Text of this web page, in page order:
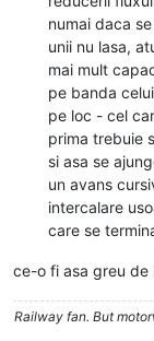
numai daca
unii nu lasa,
mai mult
pe banda
pe loc - cel
prima trebuie
si asa se
un avans
intercalare
care se
ce-o fi asa greu de
Railway fan. But